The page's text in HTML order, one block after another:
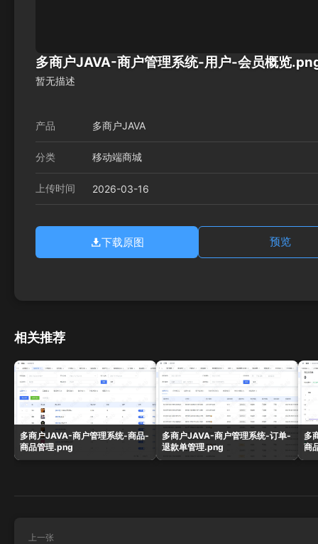
多商户JAVA-商户管理系统-用户-会员概览
暂无描述
产品 多商户JAVA
分类 移动端商城
上传时间 2026-03-16
下载原图 预览
相关推荐
多商户JAVA-商户管理系统-商品-
商品管理.png
多商户JAVA-商户管理系统-订单-
退款单管理.png
多
商
上一张